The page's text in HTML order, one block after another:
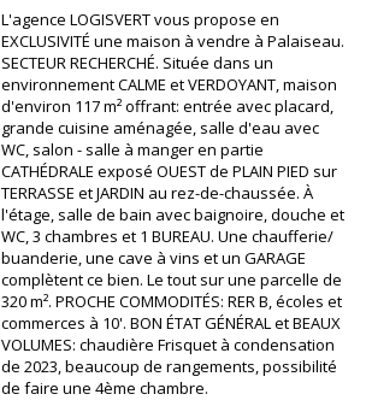
L'agence LOGISVERT vous propose en
EXCLUSIVITÉ une maison à vendre à Palaiseau.
SECTEUR RECHERCHÉ. Située dans un
environnement CALME et VERDOYANT, maison
d'environ 117 m² offrant: entrée avec placard,
grande cuisine aménagée, salle d'eau avec
WC, salon - salle à manger en partie
CATHÉDRALE exposé OUEST de PLAIN PIED sur
TERRASSE et JARDIN au rez-de-chaussée. À
l'étage, salle de bain avec baignoire, douche et
WC, 3 chambres et 1 BUREAU. Une chaufferie/
buanderie, une cave à vins et un GARAGE
complètent ce bien. Le tout sur une parcelle de
320 m². PROCHE COMMODITÉS: RER B, écoles et
commerces à 10'. BON ÉTAT GÉNÉRAL et BEAUX
VOLUMES: chaudière Frisquet à condensation
de 2023, beaucoup de rangements, possibilité
de faire une 4ème chambre.